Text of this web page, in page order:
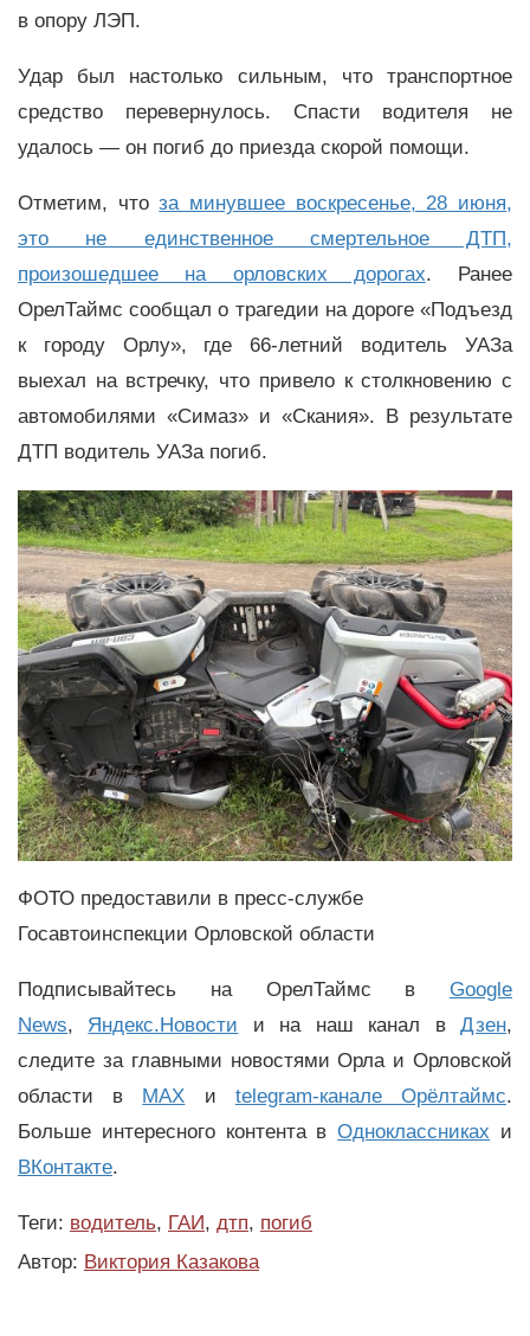
в опору ЛЭП.
Удар был настолько сильным, что транспортное
средство перевернулось. Спасти водителя не
удалось — он погиб до приезда скорой помощи.
Отметим, чтоза минувшее воскресенье, 28 июня,
это не единственное смертельное ДТП,
произошедшее на орловских дорогах. Ранее
ОрелТаймс сообщал о трагедии на дороге «Подъезд
к городу Орлу», где 66-летний водитель УАЗа
выехал на встречку, что привело к столкновению с
автомобилями «Симаз» и «Скания». В результате
ДТП водитель УАЗа погиб.
ФОТО предоставили в пресс-службе
Госавтоинспекции Орловской области
Подписывайтесь на ОрелТаймс в Google
News, Яндекс.Новости и на наш канал вДзен,
следите за главными новостями Орла и Орловской
области в MAX и telegram-канале Орёлтаймс.
Больше интересного контента вОдноклассниках и
ВКонтакте.
Теги: водитель, ГАИ, дтп, погиб
Автор: Виктория Казакова